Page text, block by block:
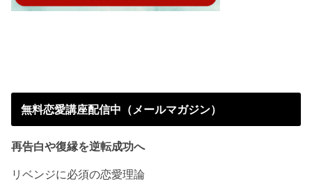
無料恋愛講座配信中（メールマガジン）
再告白や復縁を逆転成功へ
リベンジに必須の恋愛理論